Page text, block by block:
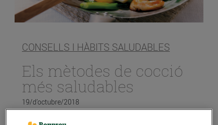
CONSELLS I HÀBITS SALUDABLES
Els mètodes de cocció
més saludables
19/d’octubre/2018